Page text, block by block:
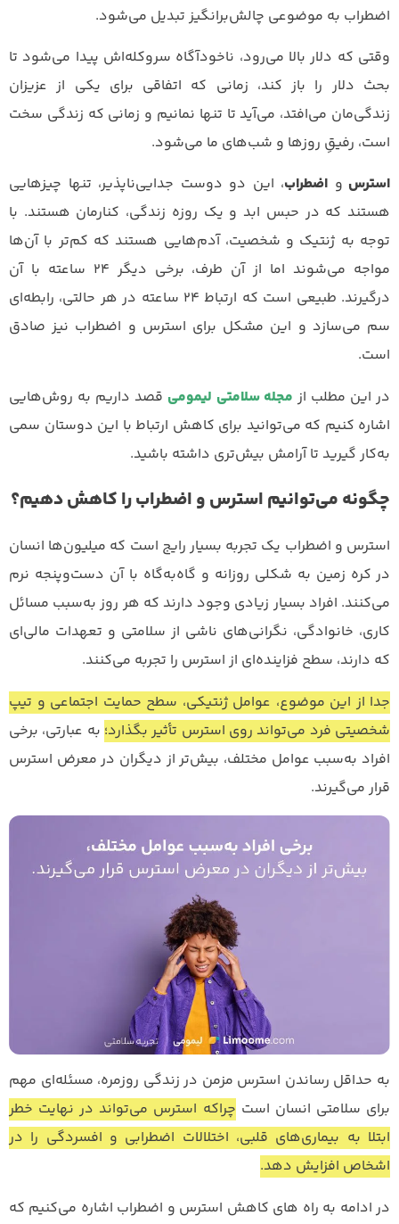
اضطراب به موضوعی چالش‌برانگیز تبدیل می‌شود.
وقتی که دلار بالا می‌رود، ناخودآگاه سروکله‌اش پیدا می‌شود تا
بحث دلار را باز کند، زمانی که اتفاقی برای یکی از عزیزان
زندگی‌مان می‌افتد، می‌آید تا تنها نمانیم و زمانی که زندگی سخت
است، رفیقِ روزها و شب‌های ما می‌شود.
استرس و اضطراب، این دو دوست جدایی‌ناپذیر، تنها چیزهایی
هستند که در حبس ابد و یک روزه زندگی‌، کنارمان هستند. با
توجه به ژنتیک و شخصیت، آدم‌هایی هستند که کم‌تر با آن‌ها
مواجه می‌شوند اما از آن طرف، برخی دیگر ۲۴ ساعته با آن
درگیرند. طبیعی است که ارتباط ۲۴ ساعته در هر حالتی، رابطه‌ای
سم می‌سازد و این مشکل برای استرس و اضطراب نیز صادق
است.
در این مطلب از مجله سلامتی لیمومی قصد داریم به روش‌هایی
اشاره کنیم که می‌توانید برای کاهش ارتباط با این دوستان سمی
به‌کار گیرید تا آرامش بیش‌تری داشته باشید.
چگونه می‌توانیم استرس و اضطراب را کاهش دهیم؟
استرس و اضطراب یک تجربه بسیار رایج است که میلیون‌ها انسان
در کره زمین به شکلی روزانه‌ و گاه‌به‌گاه با آن دست‌وپنجه نرم
می‌کنند. افراد بسیار زیادی وجود دارند که هر روز به‌سبب مسائل
کاری، خانوادگی، نگرانی‌های ناشی از سلامتی و تعهدات مالی‌ای
که دارند، سطح فزاینده‌ای از استرس را تجربه می‌کنند.
جدا از این موضوع، عوامل ژنتیکی، سطح حمایت اجتماعی و تیپ
شخصیتی فرد می‌تواند روی استرس تأثیر بگذارد؛ به عبارتی، برخی
افراد به‌سبب عوامل مختلف، بیش‌تر از دیگران در معرض استرس
قرار می‌گیرند.
به حداقل رساندن استرس مزمن در زندگی روزمره، مسئله‌ای مهم
برای سلامتی انسان است چراکه استرس می‌تواند در نهایت خطر
ابتلا به بیماری‌های قلبی، اختلالات اضطرابی و افسردگی را در
اشخاص افزایش دهد.
در ادامه به راه های کاهش استرس و اضطراب اشاره می‌کنیم که